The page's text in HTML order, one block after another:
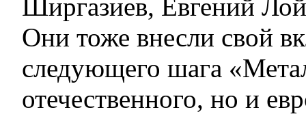
Ширгазиев, Евгений
Они тоже внесли свой
следующего шага
отечественного, но и